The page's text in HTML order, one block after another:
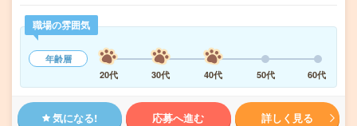
職場の雰囲気
年齢層
20代
30代 40代 50代 60代
気になる! 応募へ進む 詳しく見る